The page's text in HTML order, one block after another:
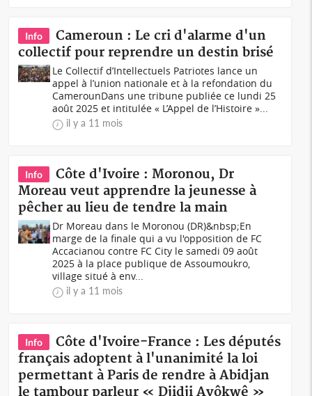
Info
Cameroun : Le cri d'alarme d'un
collectif pour reprendre un destin brisé
Le Collectif d’Intellectuels Patriotes lance un
appel à l’union nationale et à la refondation du
CamerounDans une tribune publiée ce lundi 25
août 2025 et intitulée « L’Appel de l’Histoire »...
il y a 11 mois
Info
Côte d'Ivoire : Moronou, Dr
Moreau veut apprendre la jeunesse à
pêcher au lieu de tendre la main
Dr Moreau dans le Moronou (DR)&nbsp;En
marge de la finale qui a vu l'opposition de FC
Accacianou contre FC City le samedi 09 août
2025 à la place publique de Assoumoukro,
village situé à env...
il y a 11 mois
Info
Côte d'Ivoire-France : Les députés
français adoptent à l'unanimité la loi
permettant à Paris de rendre à Abidjan
le tambour parleur « Djidji Ayôkwê »